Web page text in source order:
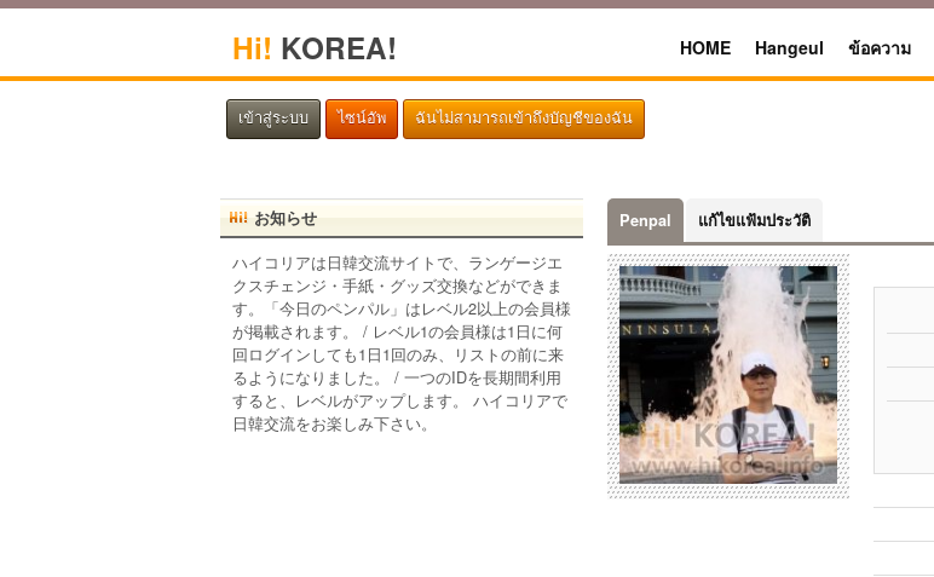
Hi! KOREA! HOME Hangeul ข้อความ
เข้าสู่ระบบ ไซน์อัพ ฉันไม่สามารถเข้าถึงบัญชีของฉัน
お知らせ
ハイコリアは日韓交流サイトで、ランゲージエ
クスチェンジ・手紙・グッズ交換などができま
す。「今日のペンパル」はレベル2以上の会員様
が掲載されます。 / レベル1の会員様は1日に何
回ログインしても1日1回のみ、リストの前に来
るようになりました。 / 一つのIDを長期間利用
すると、レベルがアップします。 ハイコリアで
日韓交流をお楽しみ下さい。
Penpal แก้ไขแฟ้มประวัติ